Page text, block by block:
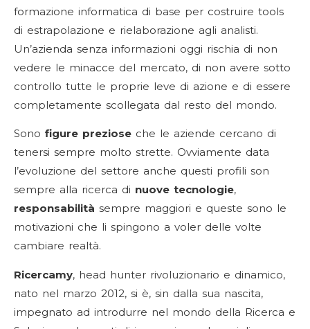
formazione informatica di base per costruire tools
di estrapolazione e rielaborazione agli analisti.
Un’azienda senza informazioni oggi rischia di non
vedere le minacce del mercato, di non avere sotto
controllo tutte le proprie leve di azione e di essere
completamente scollegata dal resto del mondo.
Sono figure preziose che le aziende cercano di
tenersi sempre molto strette. Ovviamente data
l’evoluzione del settore anche questi profili son
sempre alla ricerca di nuove tecnologie,
responsabilità sempre maggiori e queste sono le
motivazioni che li spingono a voler delle volte
cambiare realtà.
Ricercamy, head hunter rivoluzionario e dinamico,
nato nel marzo 2012, si è, sin dalla sua nascita,
impegnato ad introdurre nel mondo della Ricerca e